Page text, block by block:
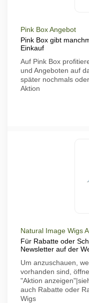
Pink Box Angebot
Pink Box gibt
Einkauf
Auf Pink Box
und Angeboten auf
später nochmals
Aktion
Natural Image Wigs
Für Rabatte oder
Newsletter auf der
Um anzuschauen,
vorhanden sind,
"Aktion
auch Rabatte oder
Wigs